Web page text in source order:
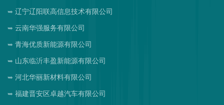
辽宁辽阳联高信息技术有限公司
云南华强服务有限公司
青海优质新能源有限公司
山东临沂丰盈新能源有限公司
河北华丽新材料有限公司
福建晋安区卓越汽车有限公司